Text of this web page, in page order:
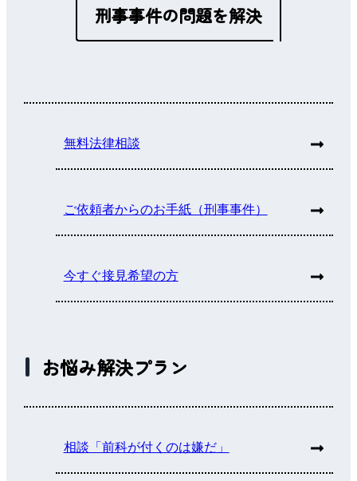
刑事事件の問題を解決
無料法律相談
ご依頼者からのお手紙（刑事事件）
今すぐ接見希望の方
お悩み解決プラン
相談「前科が付くのは嫌だ」